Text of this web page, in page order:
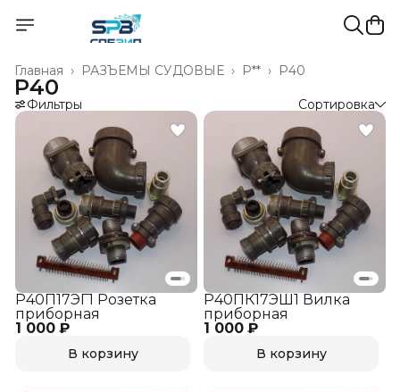
Р40
Р** ›
РАЗЪЁМЫ СУДОВЫЕ ›
Главная ›
Р40
Фильтры Сортировка
1 000 ₽
Р40П17ЭГ1 Розетка
приборная
В корзину
1 000 ₽
Р40ПК17ЭШ1 Вилка
приборная
В корзину